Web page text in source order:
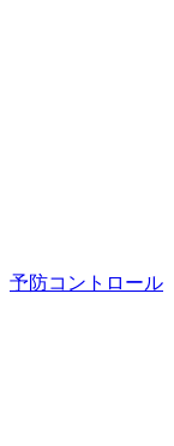
予防コントロール